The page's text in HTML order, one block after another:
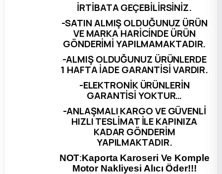
İRTİBATA GEÇEBİLİRSİNİZ.
-SATIN ALMIŞ OLDUĞUNUZ ÜRÜN
VE MARKA HARİCİNDE ÜRÜN
GÖNDERİMİ YAPILMAMAKTADIR.
-ALMIŞ OLDUĞUNUZ ÜRÜNLERDE
1 HAFTA İADE GARANTİSİ VARDIR.
-ELEKTRONİK ÜRÜNLERİN
GARANTİSİ YOKTUR…
-ANLAŞMALI KARGO VE GÜVENLİ
HIZLI TESLİMAT İLE KAPINIZA
KADAR GÖNDERİM
YAPILMAKTADIR.
NOT:Kaporta Karoseri Ve Komple
Motor Nakliyesi Alıcı Öder!!!